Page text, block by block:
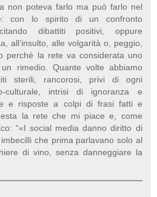
non poteva farlo ma può farlo nel
con lo spirito di un confronto
dibattiti positivi, oppure
all’insulto, alle volgarità o, peggio,
perché la rete va considerata uno
rimedio. Quante volte abbiamo
sterili, rancorosi, privi di ogni
culturale, intrisi di ignoranza e
e risposte a colpi di frasi fatti e
la rete che mi piace e, come
“«I social media danno diritto di
che prima parlavano solo al
di vino, senza danneggiare la